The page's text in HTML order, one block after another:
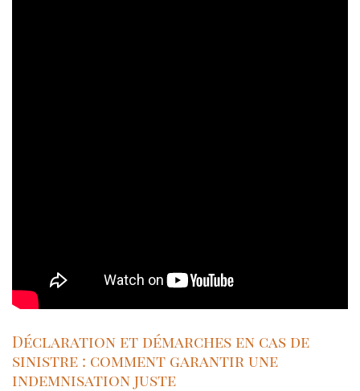
Déclaration et démarches en cas de
sinistre : comment garantir une
indemnisation juste